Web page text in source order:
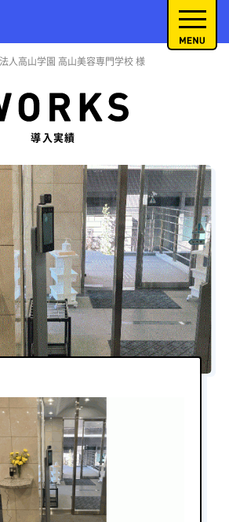
人高山学園 高山美容専門学校 様
導入実績